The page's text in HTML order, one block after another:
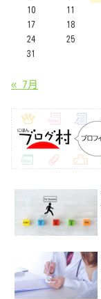
10
11
17
18
24
25
31
« 7月